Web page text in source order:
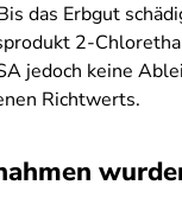
das Erbgut
2-
jedoch keine
Richtwerts.